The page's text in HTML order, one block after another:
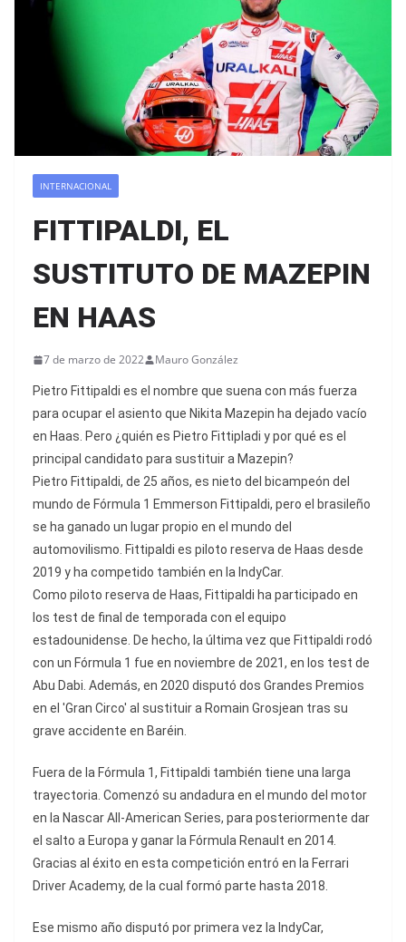
INTERNACIONAL
FITTIPALDI, EL
SUSTITUTO DE MAZEPIN
EN HAAS
7 de marzo de 2022 Mauro González
Pietro Fittipaldi es el nombre que suena con más fuerza
para ocupar el asiento que Nikita Mazepin ha dejado vacío
en Haas. Pero ¿quién es Pietro Fittipladi y por qué es el
principal candidato para sustituir a Mazepin?
Pietro Fittipaldi, de 25 años, es nieto del bicampeón del
mundo de Fórmula 1 Emmerson Fittipaldi, pero el brasileño
se ha ganado un lugar propio en el mundo del
automovilismo. Fittipaldi es piloto reserva de Haas desde
2019 y ha competido también en la IndyCar.
Como piloto reserva de Haas, Fittipaldi ha participado en
los test de final de temporada con el equipo
estadounidense. De hecho, la última vez que Fittipaldi rodó
con un Fórmula 1 fue en noviembre de 2021, en los test de
Abu Dabi. Además, en 2020 disputó dos Grandes Premios
en el 'Gran Circo' al sustituir a Romain Grosjean tras su
grave accidente en Baréin.
Fuera de la Fórmula 1, Fittipaldi también tiene una larga
trayectoria. Comenzó su andadura en el mundo del motor
en la Nascar All-American Series, para posteriormente dar
el salto a Europa y ganar la Fórmula Renault en 2014.
Gracias al éxito en esta competición entró en la Ferrari
Driver Academy, de la cual formó parte hasta 2018.
Ese mismo año disputó por primera vez la IndyCar,